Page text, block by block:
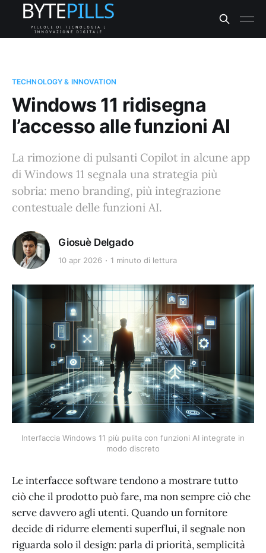
TECHNOLOGY & INNOVATION
Windows 11 ridisegna
l’accesso alle funzioni AI
La rimozione di pulsanti Copilot in alcune app
di Windows 11 segnala una strategia più
sobria: meno branding, più integrazione
contestuale delle funzioni AI.
Giosuè Delgado
10 apr 2026 1 minuto di lettura
Interfaccia Windows 11 più pulita con funzioni AI integrate in
modo discreto
Le interfacce software tendono a mostrare tutto
ciò che il prodotto può fare, ma non sempre ciò che
serve davvero agli utenti. Quando un fornitore
decide di ridurre elementi superflui, il segnale non
riguarda solo il design: parla di priorità, semplicità